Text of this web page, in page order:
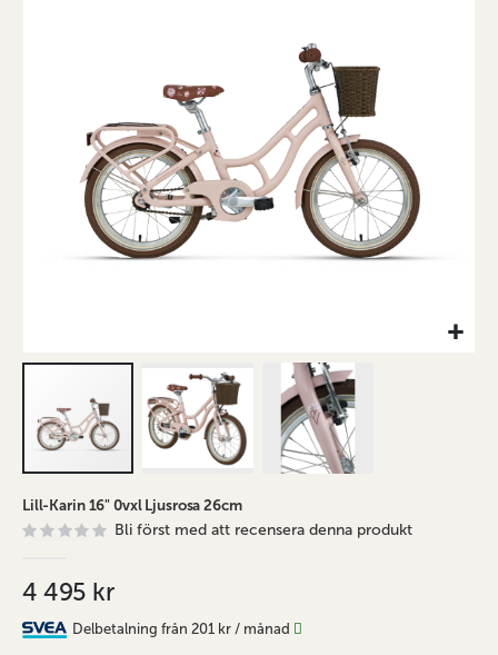
till
början
Lill-Karin 16" 0vxl Ljusrosa 26cm
Bli först med att recensera denna produkt
4 495 kr
Delbetalning från 201 kr / månad